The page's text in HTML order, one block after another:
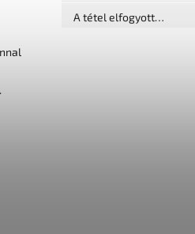
A tétel elfogyott…